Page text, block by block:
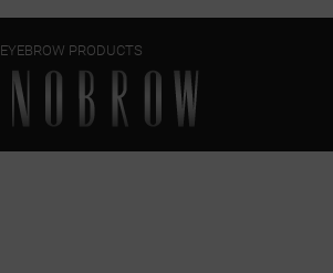
EYEBROW PRODUCTS